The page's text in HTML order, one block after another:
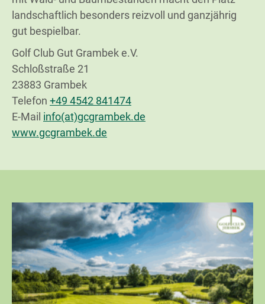
landschaftlich besonders reizvoll und ganzjährig
gut bespielbar.
Golf Club Gut Grambek e.V.
Schloßstraße 21
23883 Grambek
Telefon +49 4542 841474
E-Mail info(at)gcgrambek.de
www.gcgrambek.de